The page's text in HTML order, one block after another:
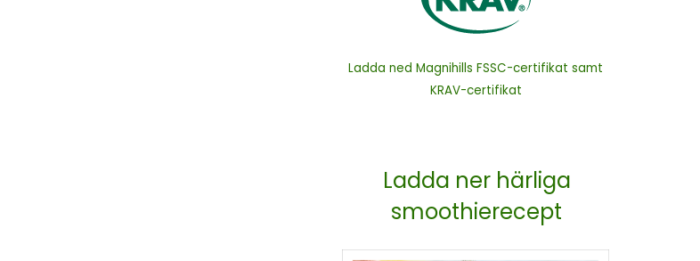
Ladda ned Magnihills FSSC-certifikat samt
KRAV-certifikat
Ladda ner härliga
smoothierecept